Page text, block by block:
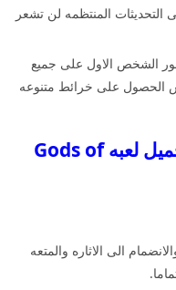
المنتظمه لن تشعر
الشخص الاول على جميع
الحصول على خرائط متنوعه
فقره الاسئله الشائعه حول تحميل لعبه Gods of
الى الاثاره والمتعه